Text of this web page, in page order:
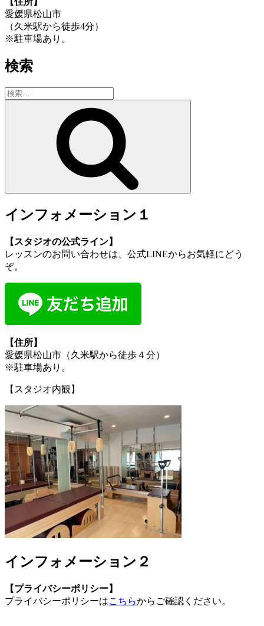
愛媛県松山市
（久米駅から徒歩4分）
※駐車場あり。
検索
検
索:
インフォメーション１
【スタジオの公式ライン】
レッスンのお問い合わせは、公式LINEからお気軽にどう
ぞ。
【住所】
愛媛県松山市（久米駅から徒歩４分）
※駐車場あり。
【スタジオ内観】
インフォメーション２
【プライバシーポリシー】
プライバシーポリシーはこちらからご確認ください。